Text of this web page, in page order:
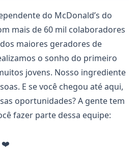
do McDonald’s do
mais de 60 mil colaboradores
maiores geradores de
o sonho do primeiro
jovens. Nosso ingrediente
E se você chegou até aqui,
oportunidades? A gente tem
fazer parte dessa equipe:
❤️